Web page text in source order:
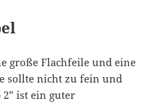
große Flachfeile und eine
sollte nicht zu fein und
ist ein guter